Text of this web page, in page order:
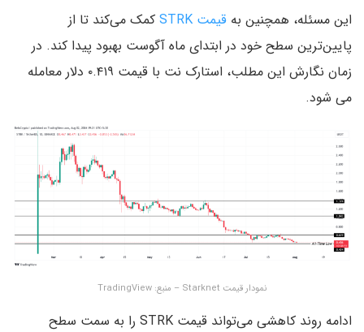
این مسئله، همچنین به قیمت STRK
کمک می‌کند تا از
پایین‌ترین سطح خود در ابتدای ماه آگوست بهبود پیدا کند. در
زمان نگارش این مطلب، استارک نت با قیمت ۰.۴۱۹ دلار معامله
می شود.
نمودار قیمت Starknet – منبع: TradingView
ادامه روند کاهشی می‌تواند قیمت STRK را به سمت سطح